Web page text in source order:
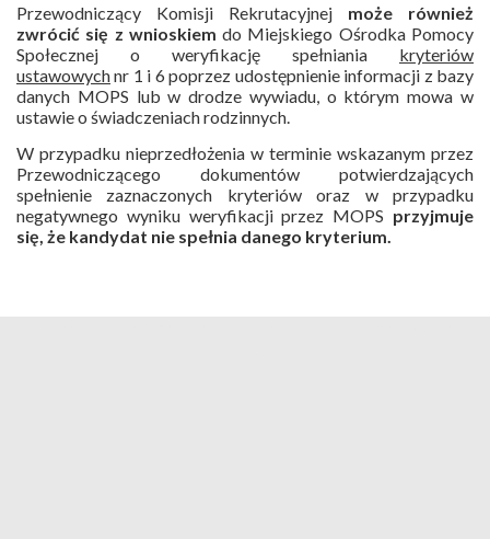
Przewodniczący Komisji Rekrutacyjnej może również
zwrócić się z wnioskiem do Miejskiego Ośrodka Pomocy
Społecznej o weryfikację spełniania kryteriów
ustawowychnr 1 i 6 poprzez udostępnienie informacji z bazy
danych MOPS lub w drodze wywiadu, o którym mowa w
ustawie o świadczeniach rodzinnych.
W przypadku nieprzedłożenia w terminie wskazanym przez
Przewodniczącego dokumentów potwierdzających
spełnienie zaznaczonych kryteriów oraz w przypadku
negatywnego wyniku weryfikacji przez MOPS przyjmuje
się, że kandydat nie spełnia danego kryterium.